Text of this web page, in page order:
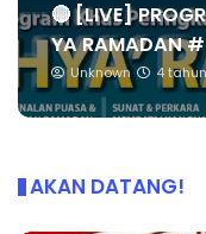
🔴 [LIVE]
YA RAMADAN
Unknown 4
AKAN DATANG!